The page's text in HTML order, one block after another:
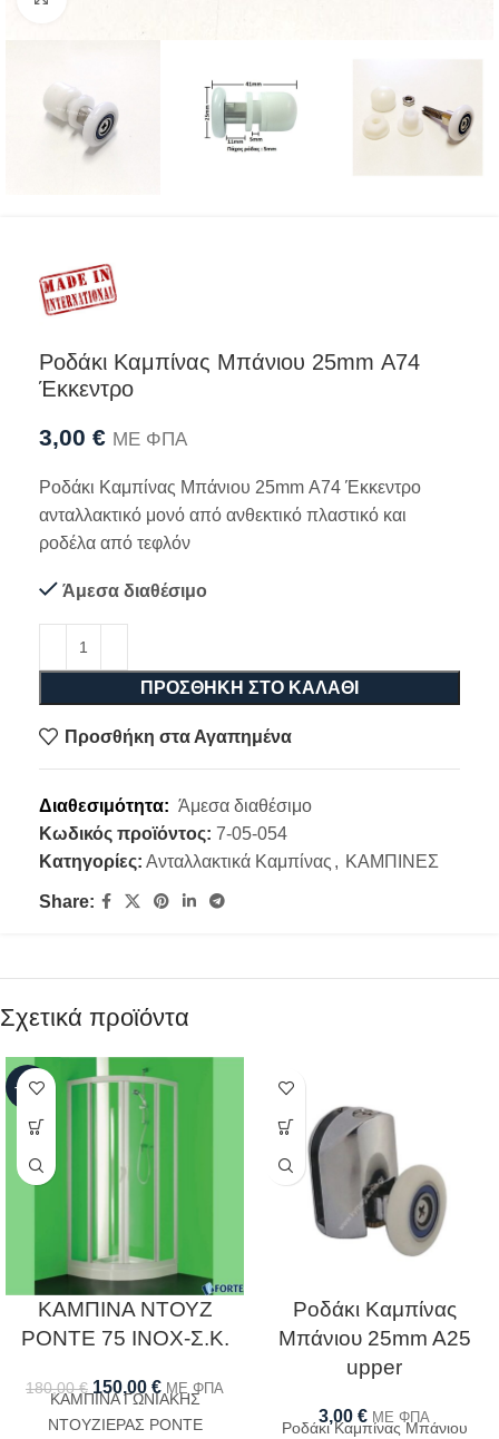
Ροδάκι Καμπίνας Μπάνιου 25mm Α74
Έκκεντρο
3,00 € ΜΕ ΦΠΑ
Ροδάκι Καμπίνας Μπάνιου 25mm Α74 Έκκεντρο
ανταλλακτικό μονό από ανθεκτικό πλαστικό και
ροδέλα από τεφλόν
Άμεσα διαθέσιμο
ΠΡΟΣΘΉΚΗ ΣΤΟ ΚΑΛΆΘΙ
Προσθήκη στα Αγαπημένα
Διαθεσιμότητα: Άμεσα διαθέσιμο
Κωδικός προϊόντος: 7-05-054
Κατηγορίες: Ανταλλακτικά Καμπίνας , ΚΑΜΠΙΝΕΣ
Share:
Σχετικά προϊόντα
-17%
ΚΑΜΠΙΝΑ ΝΤΟΥΖ
PONTE 75 ΙΝΟΧ-Σ.Κ.
180,00€ 150,00 € ΜΕ ΦΠΑ
ΚΑΜΠΙΝΑ ΓΩΝΙΑΚΗΣ
ΝΤΟΥΖΙΕΡΑΣ PONTE
Ροδάκι Καμπίνας
Μπάνιου 25mm A25
upper
3,00 € ΜΕ ΦΠΑ
Ροδάκι Καμπίνας Μπάνιου